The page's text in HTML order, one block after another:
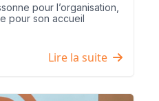
pour l’organisation,
pour son accueil
Lire la suite